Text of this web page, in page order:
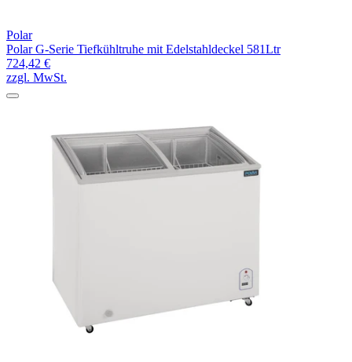
Polar
Polar G-Serie Tiefkühltruhe mit Edelstahldeckel 581Ltr
724,42 €
zzgl. MwSt.